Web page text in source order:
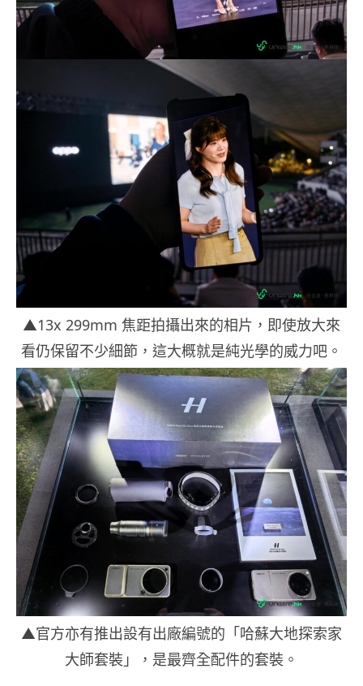
▲13x 299mm 焦距拍攝出來的相片，即使放大來
看仍保留不少細節，這大概就是純光學的威力吧。
▲官方亦有推出設有出廠編號的「哈蘇大地探索家
大師套裝」，是最齊全配件的套裝。